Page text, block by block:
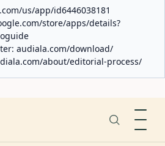
us/app/id6446038181
store/apps/details?
audiala.com/download/
about/editorial-process/